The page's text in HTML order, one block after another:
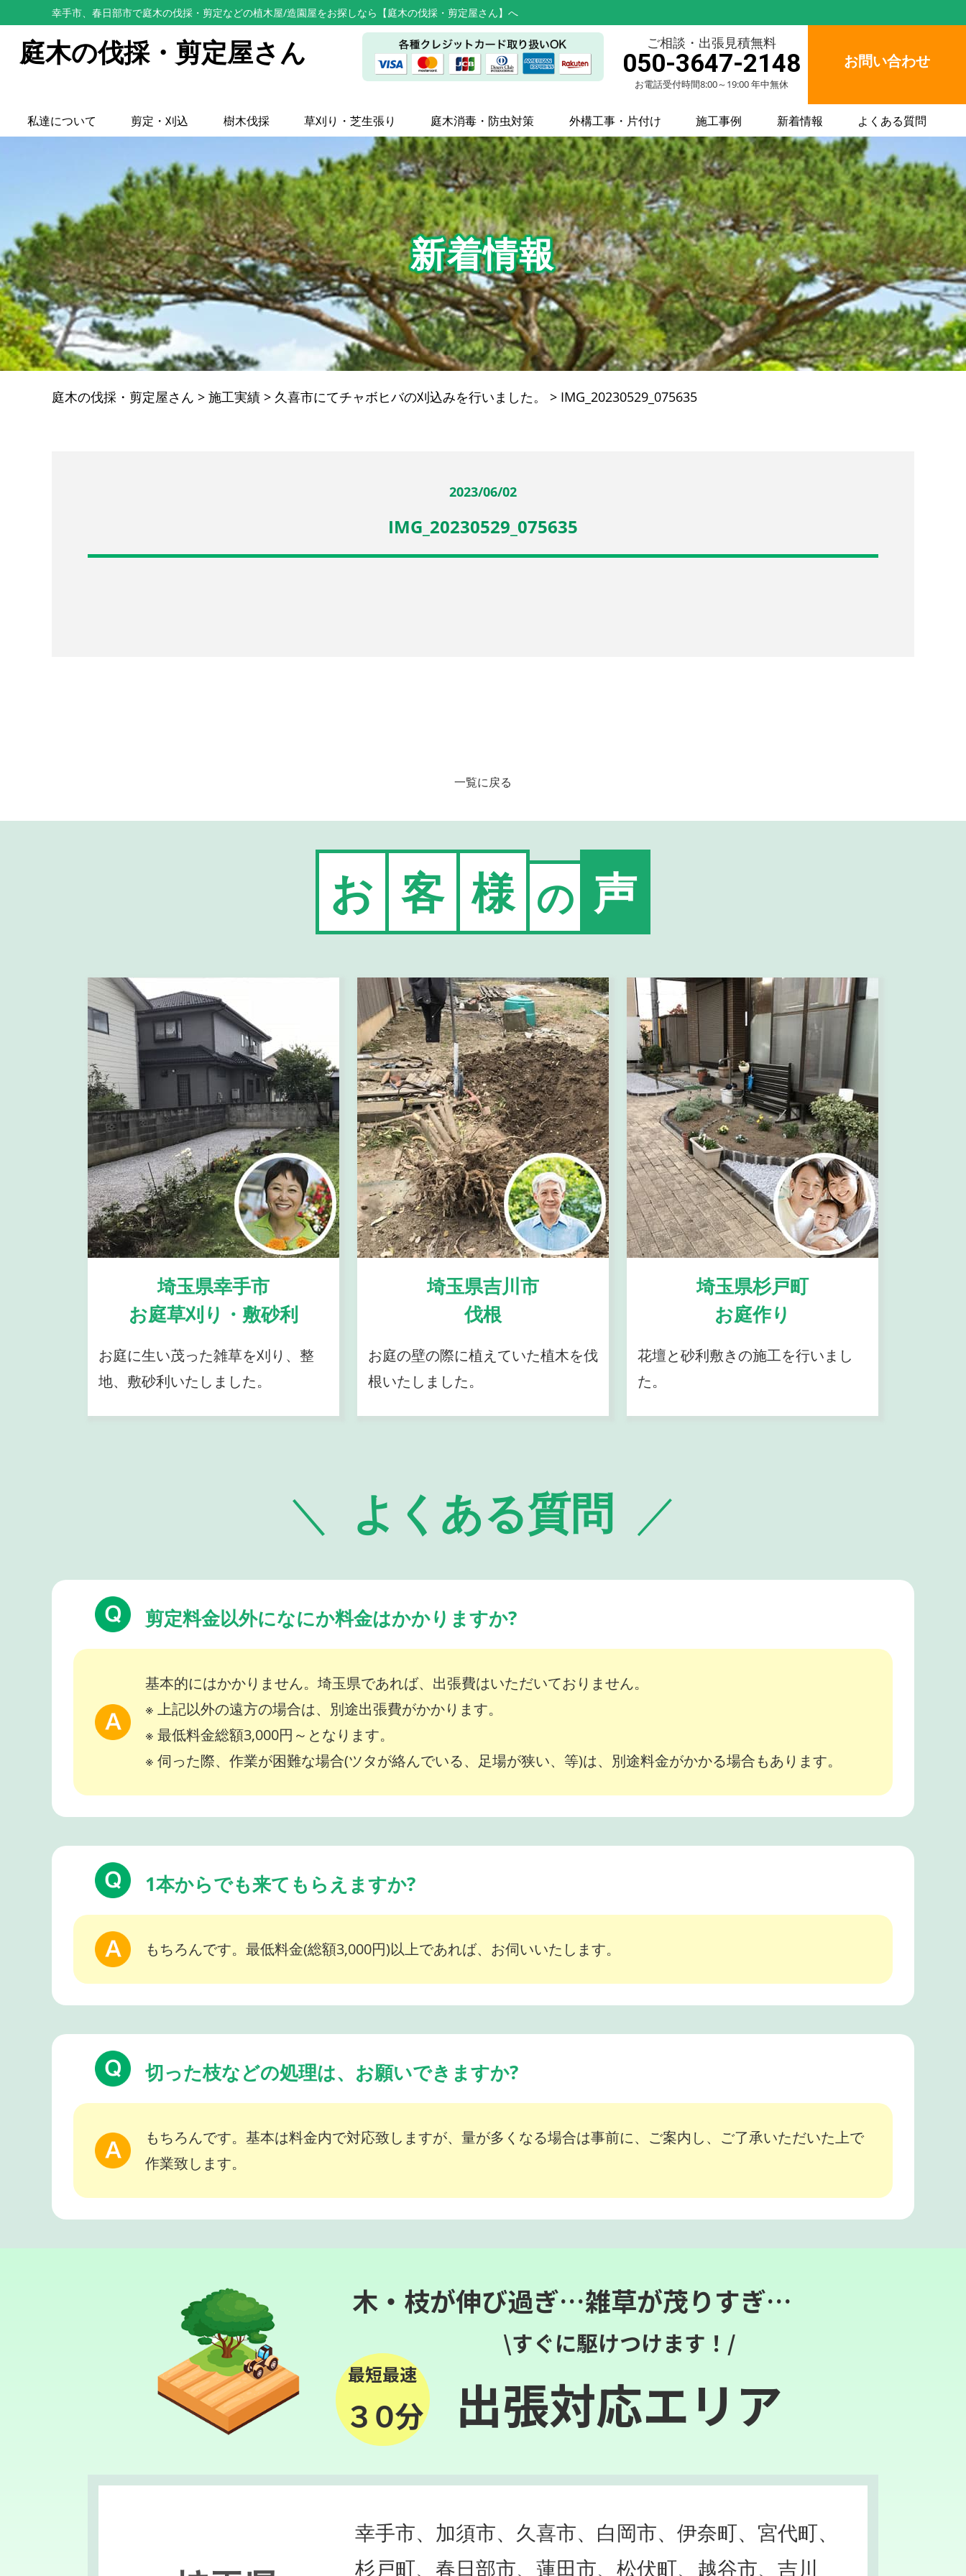
幸手市、春日部市で庭木の伐採・剪定などの植木屋/造園屋をお探しなら【庭木の伐採・剪定屋さん】へ
庭木の伐採・剪定屋さん ご相談・出張見積無料
050-3647-2148
お電話受付時間8:00～19:00 年中無休
お問い合わせ
私達について 剪定・刈込 樹木伐採 草刈り・芝生張り 庭木消毒・防虫対策 外構工事・片付け 施工事例 新着情報 よくある質問
新着情報
庭木の伐採・剪定屋さん > 施工実績 > 久喜市にてチャボヒバの刈込みを行いました。 > IMG_20230529_075635
2023/06/02
IMG_20230529_075635
一覧に戻る
お 客 様 の 声
埼玉県幸手市
お庭草刈り・敷砂利
お庭に生い茂った雑草を刈り、整
地、敷砂利いたしました。
埼玉県吉川市
伐根
お庭の壁の際に植えていた植木を伐
根いたしました。
埼玉県杉戸町
お庭作り
花壇と砂利敷きの施工を行いまし
た。
よくある質問
剪定料金以外になにか料金はかかりますか?
基本的にはかかりません。埼玉県であれば、出張費はいただいておりません。
※ 上記以外の遠方の場合は、別途出張費がかかります。
※ 最低料金総額3,000円～となります。
※ 伺った際、作業が困難な場合(ツタが絡んでいる、足場が狭い、等)は、別途料金がかかる場合もあります。
1本からでも来てもらえますか?
もちろんです。最低料金(総額3,000円)以上であれば、お伺いいたします。
切った枝などの処理は、お願いできますか?
もちろんです。基本は料金内で対応致しますが、量が多くなる場合は事前に、ご案内し、ご了承いただいた上で
作業致します。
木・枝が伸び過ぎ…雑草が茂りすぎ…
最短最速
３０分
\すぐに駆けつけます！/
出張対応エリア
幸手市、加須市、久喜市、白岡市、伊奈町、宮代町、
杉戸町、春日部市、蓮田市、松伏町、越谷市、吉川